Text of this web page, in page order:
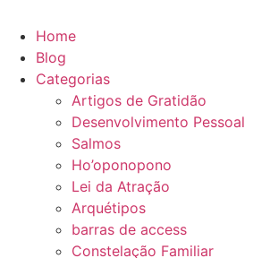
Home
Blog
Categorias
Artigos de Gratidão
Desenvolvimento Pessoal
Salmos
Ho’oponopono
Lei da Atração
Arquétipos
barras de access
Constelação Familiar